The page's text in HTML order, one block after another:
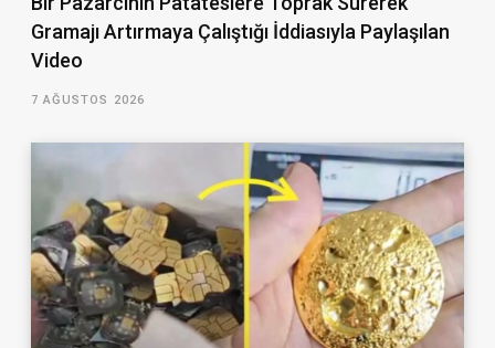
Gramajı Artırmaya Çalıştığı İddiasıyla Paylaşılan
Video
7 AĞUSTOS 2026